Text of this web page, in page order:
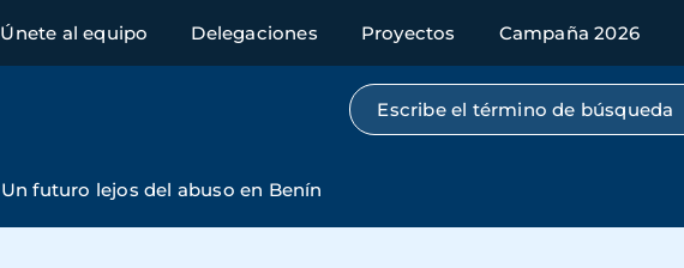
Únete al equipo Delegaciones Proyectos Campaña 2026
Búsqueda por texto completo
Un futuro lejos del abuso en Benín